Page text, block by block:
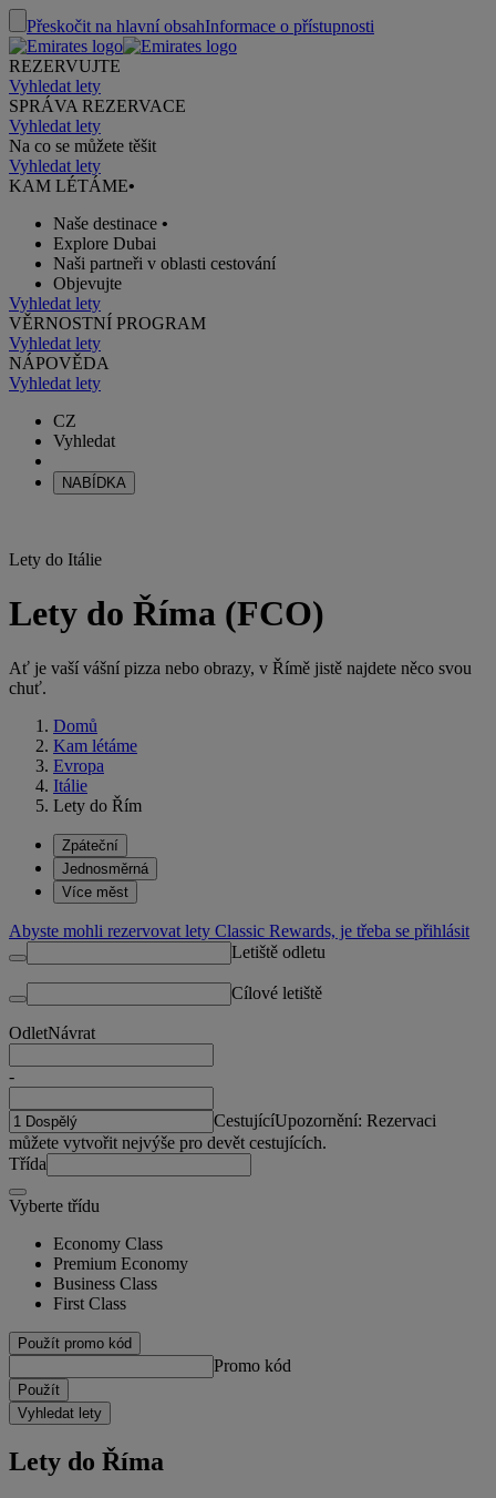
Přeskočit na hlavní obsahInformace o přístupnosti
REZERVUJTE
Vyhledat lety
SPRÁVA REZERVACE
Vyhledat lety
Na co se můžete těšit
Vyhledat lety
KAM LÉTÁME•
Naše destinace •
Explore Dubai
Naši partneři v oblasti cestování
Objevujte
Vyhledat lety
VĚRNOSTNÍ PROGRAM
Vyhledat lety
NÁPOVĚDA
Vyhledat lety
CZ
Vyhledat
NABÍDKA
Lety do Itálie
Lety do Říma (FCO)
Ať je vaší vášní pizza nebo obrazy, v Římě jistě najdete něco svou
chuť.
Domů
Kam létáme
Evropa
Itálie
Lety do Řím
Zpáteční
Jednosměrná
Více měst
Abyste mohli rezervovat lety Classic Rewards, je třeba se přihlásit
Letiště odletu
Cílové letiště
OdletNávrat
-
CestujícíUpozornění: Rezervaci
můžete vytvořit nejvýše pro devět cestujících.
Třída
Vyberte třídu
Economy Class
Premium Economy
Business Class
First Class
Použít promo kód
Promo kód
Použít
Vyhledat lety
Lety do Říma